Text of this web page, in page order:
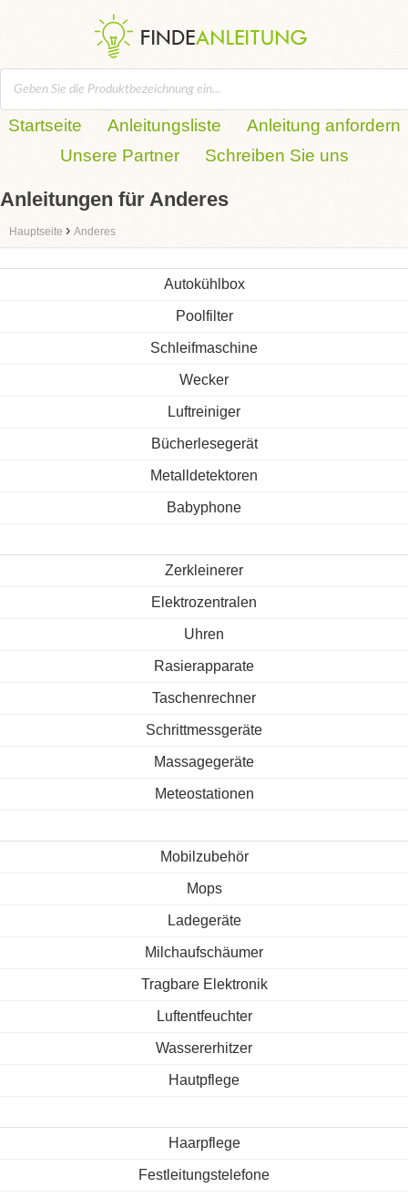
Startseite Anleitungsliste
Anleitung anfordern
Unsere Partner
Schreiben Sie uns
Anleitungen für Anderes
Hauptseite › Anderes
Autokühlbox
Poolfilter
Schleifmaschine
Wecker
Luftreiniger
Bücherlesegerät
Metalldetektoren
Babyphone
Zerkleinerer
Elektrozentralen
Uhren
Rasierapparate
Taschenrechner
Schrittmessgeräte
Massagegeräte
Meteostationen
Mobilzubehör
Mops
Ladegeräte
Milchaufschäumer
Tragbare Elektronik
Luftentfeuchter
Wassererhitzer
Hautpflege
Haarpflege
Festleitungstelefone